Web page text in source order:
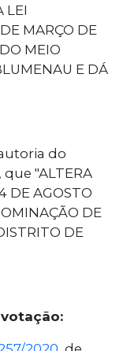
LEI
MARÇO DE
MEIO
E DÁ
do
"ALTERA
DE AGOSTO
DE
DE